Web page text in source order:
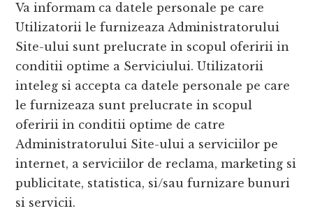
Va informam ca datele personale pe care
Utilizatorii le furnizeaza Administratorului
Site-ului sunt prelucrate in scopul oferirii in
conditii optime a Serviciului. Utilizatorii
inteleg si accepta ca datele personale pe care
le furnizeaza sunt prelucrate in scopul
oferirii in conditii optime de catre
Administratorului Site-ului a serviciilor pe
internet, a serviciilor de reclama, marketing si
publicitate, statistica, si/sau furnizare bunuri
si servicii.